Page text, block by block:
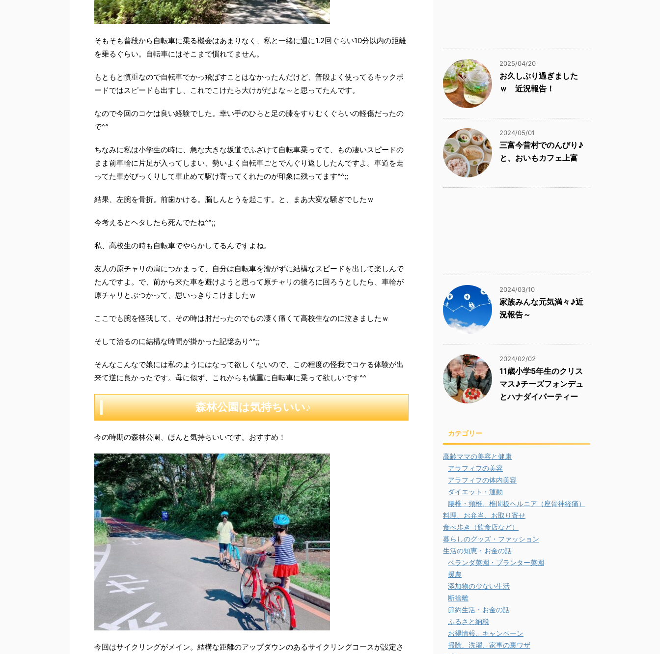
そもそも普段から自転車に乗る機会はあまりなく、私と一緒に週に1.2回ぐらい10分以内の距離
を乗るぐらい。自転車にはそこまで慣れてません。
もともと慎重なので自転車でかっ飛ばすことはなかったんだけど、普段よく使ってるキックボ
ードではスピードも出すし、これでこけたら大けがだよな～と思ってたんです。
なので今回のコケは良い経験でした。幸い手のひらと足の膝をすりむくぐらいの軽傷だったの
で^^
ちなみに私は小学生の時に、急な大きな坂道でふざけて自転車乗ってて、もの凄いスピードの
まま前車輪に片足が入ってしまい、勢いよく自転車ごとでんぐり返ししたんですよ。車道を走
ってた車がびっくりして車止めて駆け寄ってくれたのが印象に残ってます^^;;
結果、左腕を骨折。前歯かける。脳しんとうを起こす。と、まあ大変な騒ぎでしたｗ
今考えるとヘタしたら死んでたね^^;;
私、高校生の時も自転車でやらかしてるんですよね。
友人の原チャリの肩につかまって、自分は自転車を漕がずに結構なスピードを出して楽しんで
たんですよ。で、前から来た車を避けようと思って原チャリの後ろに回ろうとしたら、車輪が
原チャリとぶつかって、思いっきりこけましたｗ
ここでも腕を怪我して、その時は肘だったのでもの凄く痛くて高校生なのに泣きましたｗ
そして治るのに結構な時間が掛かった記憶あり^^;;
そんなこんなで娘には私のようにはなって欲しくないので、この程度の怪我でコケる体験が出
来て逆に良かったです。母に似ず、これからも慎重に自転車に乗って欲しいです^^
森林公園は気持ちいい♪
今の時期の森林公園、ほんと気持ちいいです。おすすめ！
今回はサイクリングがメイン。結構な距離のアップダウンのあるサイクリングコースが設定さ
2025/04/20
お久しぶり過ぎました
ｗ 近況報告！
2024/05/01
三富今昔村でのんびり♪
と、おいもカフェ上富
2024/03/10
家族みんな元気満々♪近
況報告～
2024/02/02
11歳小学5年生のクリス
マス♪チーズフォンデュ
とハナダイパーティー
カテゴリー
高齢ママの美容と健康
アラフィフの美容
アラフィフの体内美容
ダイエット・運動
腰椎・頸椎、椎間板ヘルニア（座骨神経痛）
料理、お弁当、お取り寄せ
食べ歩き（飲食店など）
暮らしのグッズ・ファッション
生活の知恵・お金の話
ベランダ菜園・プランター菜園
援農
添加物の少ない生活
断捨離
節約生活・お金の話
ふるさと納税
お得情報、キャンペーン
掃除、洗濯、家事の裏ワザ